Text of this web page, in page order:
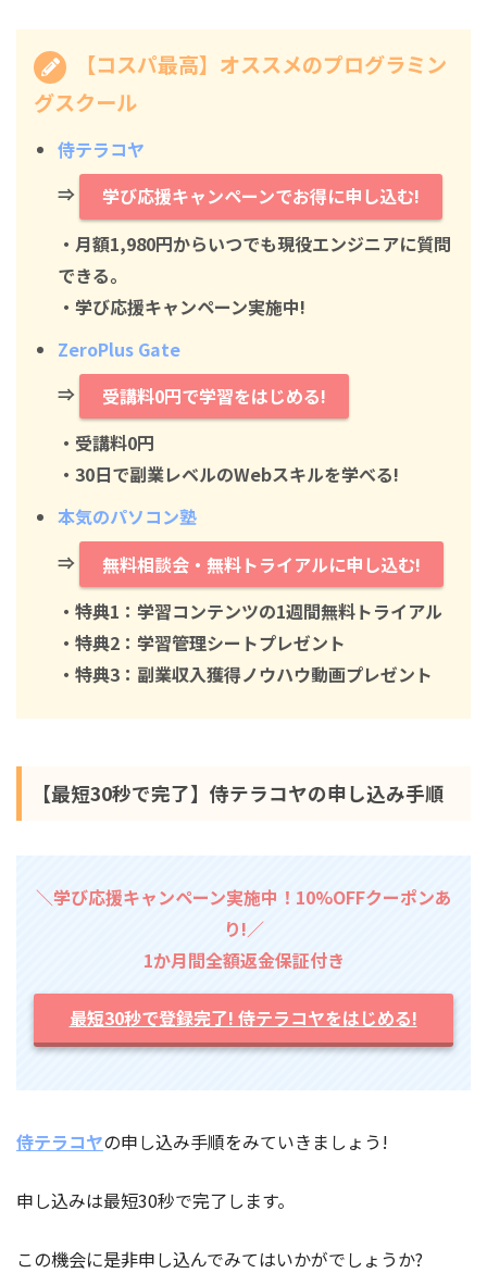
【コスパ最高】オススメのプログラミン
グスクール
侍テラコヤ
⇒
学び応援キャンペーンでお得に申し込む!
・月額1,980円からいつでも現役エンジニアに質問
できる。
・学び応援キャンペーン実施中!
ZeroPlus Gate
⇒
受講料0円で学習をはじめる!
・ 受講料0円
・30日で副業レベルのWebスキルを学べる!
本気のパソコン塾
⇒
無料相談会・無料トライアルに申し込む!
・特典1：学習コンテンツの1週間無料トライアル
・特典2：学習管理シートプレゼント
・特典3：副業収入獲得ノウハウ動画プレゼント
【最短30秒で完了】侍テラコヤの申し込み手順
＼学び応援キャンペーン実施中！10%OFFクーポンあ
り!／
1か月間全額返金保証付き
最短30秒で登録完了! 侍テラコヤをはじめる!
侍テラコヤの申し込み手順をみていきましょう!
申し込みは最短30秒で完了します。
この機会に是非申し込んでみてはいかがでしょうか?